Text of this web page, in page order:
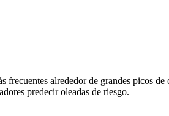
alrededor de grandes picos
predecir oleadas de riesgo.